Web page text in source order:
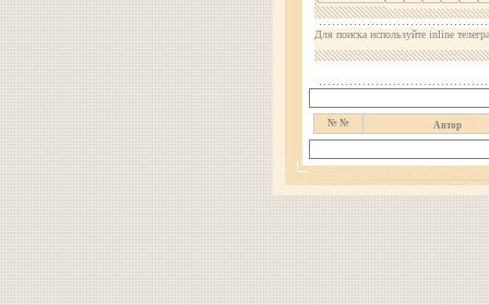
Для поиска используйте inline
№ № Автор